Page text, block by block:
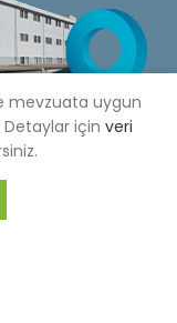
mevzuata uygun
Detaylar için veri